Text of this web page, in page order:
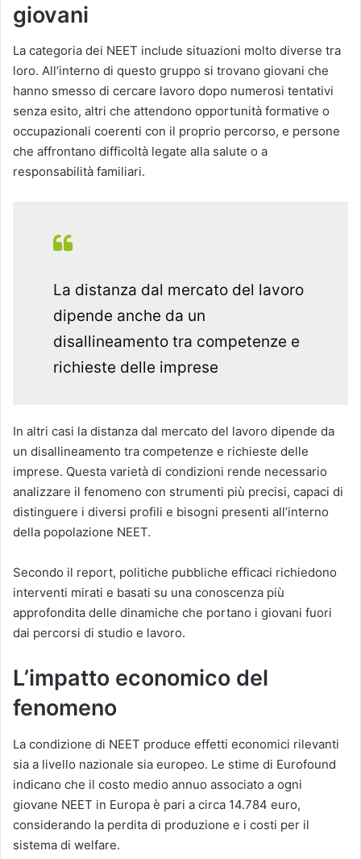
giovani
La categoria dei NEET include situazioni molto diverse tra
loro. All’interno di questo gruppo si trovano giovani che
hanno smesso di cercare lavoro dopo numerosi tentativi
senza esito, altri che attendono opportunità formative o
occupazionali coerenti con il proprio percorso, e persone
che affrontano difficoltà legate alla salute o a
responsabilità familiari.
La distanza dal mercato del lavoro
dipende anche da un
disallineamento tra competenze e
richieste delle imprese
In altri casi la distanza dal mercato del lavoro dipende da
un disallineamento tra competenze e richieste delle
imprese. Questa varietà di condizioni rende necessario
analizzare il fenomeno con strumenti più precisi, capaci di
distinguere i diversi profili e bisogni presenti all’interno
della popolazione NEET.
Secondo il report, politiche pubbliche efficaci richiedono
interventi mirati e basati su una conoscenza più
approfondita delle dinamiche che portano i giovani fuori
dai percorsi di studio e lavoro.
L’impatto economico del
fenomeno
La condizione di NEET produce effetti economici rilevanti
sia a livello nazionale sia europeo. Le stime di Eurofound
indicano che il costo medio annuo associato a ogni
giovane NEET in Europa è pari a circa 14.784 euro,
considerando la perdita di produzione e i costi per il
sistema di welfare.